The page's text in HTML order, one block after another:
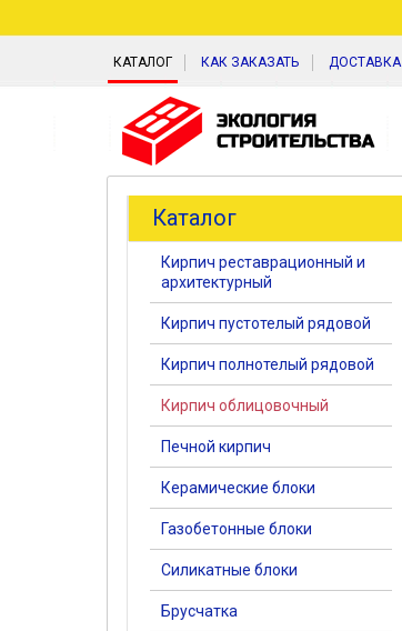
КАТАЛОГ КАК ЗАКАЗАТЬ ДОСТАВКА
Каталог
Кирпич реставрационный и
архитектурный
Кирпич пустотелый рядовой
Кирпич полнотелый рядовой
Кирпич облицовочный
Печной кирпич
Керамические блоки
Газобетонные блоки
Силикатные блоки
Брусчатка